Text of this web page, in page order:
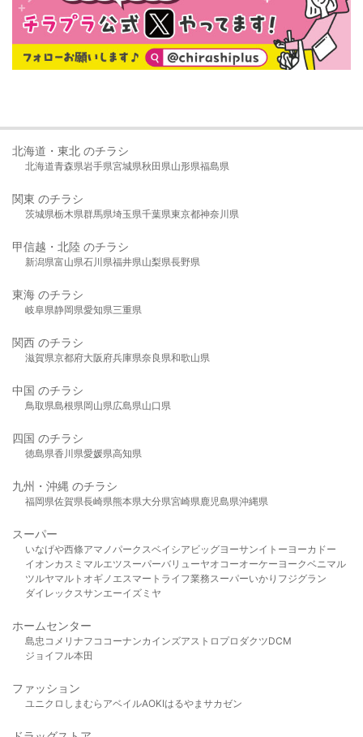
北海道・東北 のチラシ
北海道青森県岩手県宮城県秋田県山形県福島県
関東 のチラシ
茨城県栃木県群馬県埼玉県千葉県東京都神奈川県
甲信越・北陸 のチラシ
新潟県富山県石川県福井県山梨県長野県
東海 のチラシ
岐阜県静岡県愛知県三重県
関西 のチラシ
滋賀県京都府大阪府兵庫県奈良県和歌山県
中国 のチラシ
鳥取県島根県岡山県広島県山口県
四国 のチラシ
徳島県香川県愛媛県高知県
九州・沖縄 のチラシ
福岡県佐賀県長崎県熊本県大分県宮崎県鹿児島県沖縄県
スーパー
いなげや西條アマノパークスベイシア ビッグヨーサンイトーヨーカドー
イオンカスミ マルエツスーパーバリューヤオコーオーケー ヨークベニマル
ツルヤマルト オギノ エスマート ライフ業務スーパーいかり フジグラン
ダイレックスサンエーイズミヤ
ホームセンター
島忠 コメリ ナフコ コーナンカインズアストロプロダクツDCM
ジョイフル本田
ファッション
ユニクロ しまむら アベイルAOKIはるやま サカゼン